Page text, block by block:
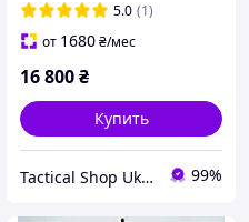
5.0 (1)
от 1680₴/мес
16 800₴
Купить
Tactical Shop Ukraine 99%